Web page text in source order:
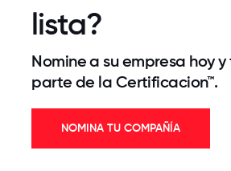
lista?
Nomine a su empresa hoy y
parte de la Certificacion™.
NOMINA TU COMPAÑÍA